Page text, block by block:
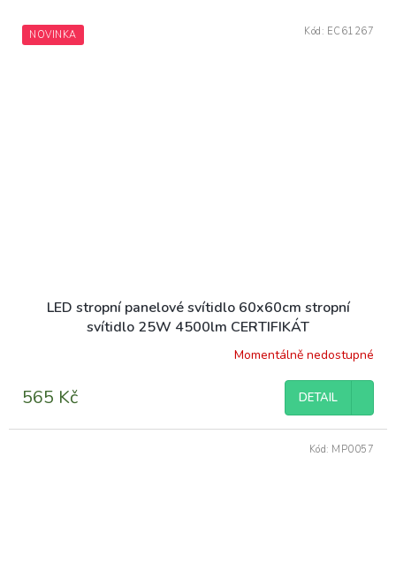
NOVINKA
LED stropní panelové svítidlo 60x60cm stropní
svítidlo 25W 4500lm CERTIFIKÁT
Momentálně nedostupné
565 Kč DETAIL
Kód: EC61267
Kód: MP0057